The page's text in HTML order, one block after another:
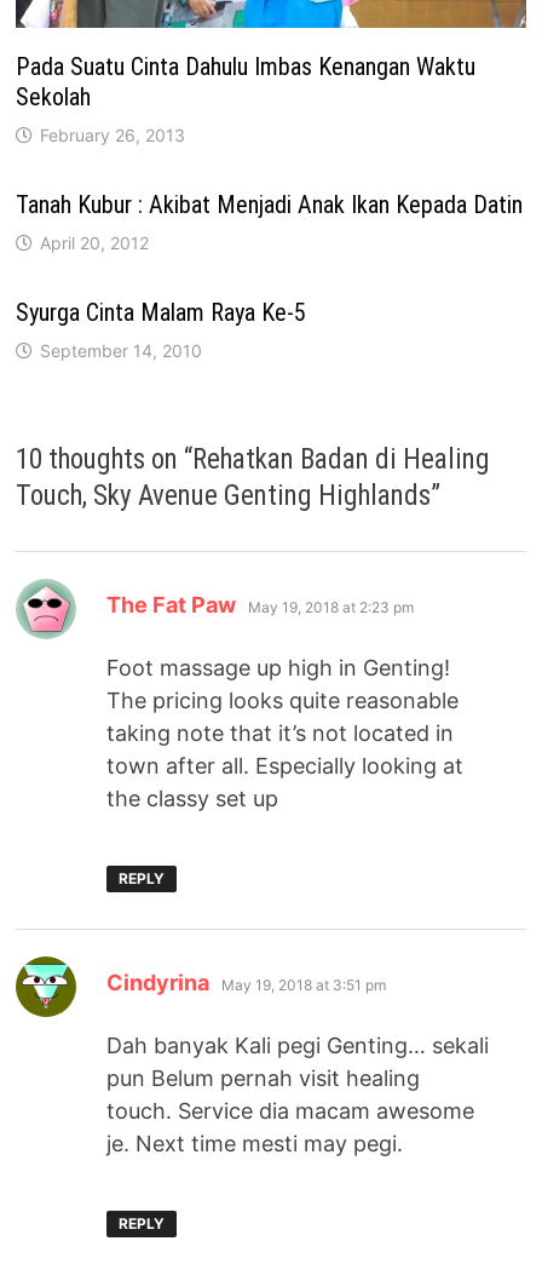
Pada Suatu Cinta Dahulu Imbas Kenangan Waktu
Sekolah
February 26, 2013
Tanah Kubur : Akibat Menjadi Anak Ikan Kepada Datin
April 20, 2012
Syurga Cinta Malam Raya Ke-5
September 14, 2010
10 thoughts on “Rehatkan Badan di Healing
Touch, Sky Avenue Genting Highlands”
The Fat Paw says:
May 19, 2018 at 2:23 pm
Foot massage up high in Genting!
The pricing looks quite reasonable
taking note that it’s not located in
town after all. Especially looking at
the classy set up
REPLY
Cindyrina says:
May 19, 2018 at 3:51 pm
Dah banyak Kali pegi Genting… sekali
pun Belum pernah visit healing
touch. Service dia macam awesome
je. Next time mesti may pegi.
REPLY